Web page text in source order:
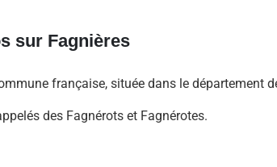
sur Fagnières
française, située dans le département
des Fagnérots et Fagnérotes.